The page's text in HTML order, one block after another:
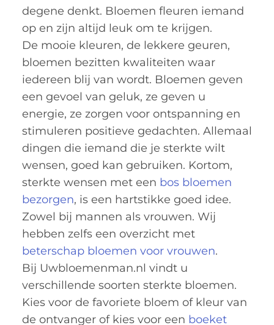
degene denkt. Bloemen fleuren iemand
op en zijn altijd leuk om te krijgen.
De mooie kleuren, de lekkere geuren,
bloemen bezitten kwaliteiten waar
iedereen blij van wordt. Bloemen geven
een gevoel van geluk, ze geven u
energie, ze zorgen voor ontspanning en
stimuleren positieve gedachten. Allemaal
dingen die iemand die je sterkte wilt
wensen, goed kan gebruiken. Kortom,
sterkte wensen met een bos bloemen
bezorgen, is een hartstikke goed idee.
Zowel bij mannen als vrouwen. Wij
hebben zelfs een overzicht met
beterschap bloemen voor vrouwen.
Bij Uwbloemenman.nl vindt u
verschillende soorten sterkte bloemen.
Kies voor de favoriete bloem of kleur van
de ontvanger of kies voor een boeket